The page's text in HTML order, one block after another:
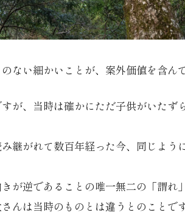
ない細かいことが、案外価値を含ん
が、当時は確かにただ子供がいたず
継がれて数百年経った今、同じよう
が逆であることの唯一無二の「謂れ
んは当時のものとは違うとのことで